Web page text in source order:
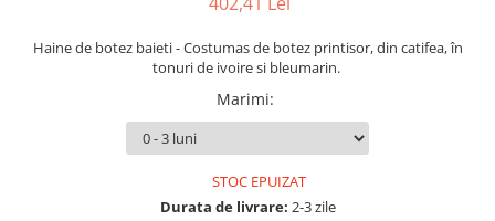
Cercei de aur lungi cu lant
Cercei aur cu surub
Haine de botez baieti - Costumas de botez printisor, din catifea, în
tonuri de ivoire si bleumarin.
Marimi:
STOC EPUIZAT
Durata de livrare: 2-3 zile